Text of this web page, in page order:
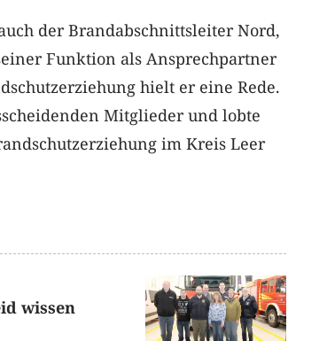
der Brandabschnittsleiter Nord,
Funktion als Ansprechpartner
hielt er eine Rede.
Mitglieder und lobte
im Kreis Leer
wissen